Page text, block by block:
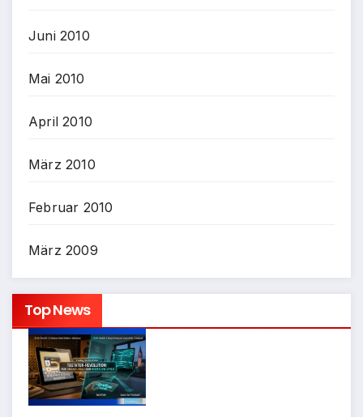
Juni 2010
Mai 2010
April 2010
März 2010
Februar 2010
März 2009
Top News